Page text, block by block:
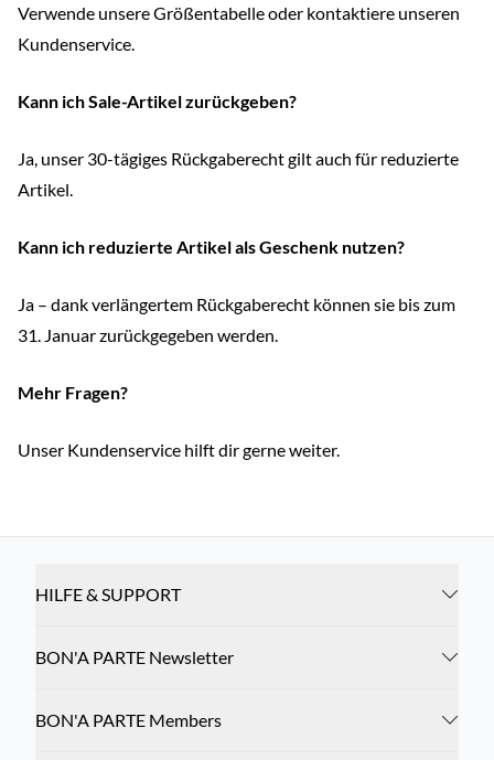
Verwende unsere Größentabelle oder kontaktiere unseren
Kundenservice.
Kann ich Sale-Artikel zurückgeben?
Ja, unser 30-tägiges Rückgaberecht gilt auch für reduzierte
Artikel.
Kann ich reduzierte Artikel als Geschenk nutzen?
Ja – dank verlängertem Rückgaberecht können sie bis zum
31. Januar zurückgegeben werden.
Mehr Fragen?
Unser Kundenservice hilft dir gerne weiter.
HILFE & SUPPORT
BON'A PARTE Newsletter
BON'A PARTE Members